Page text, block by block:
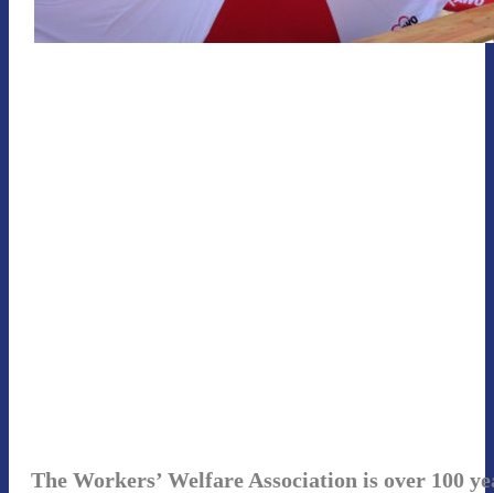
The Workers’ Welfare Association is over 100